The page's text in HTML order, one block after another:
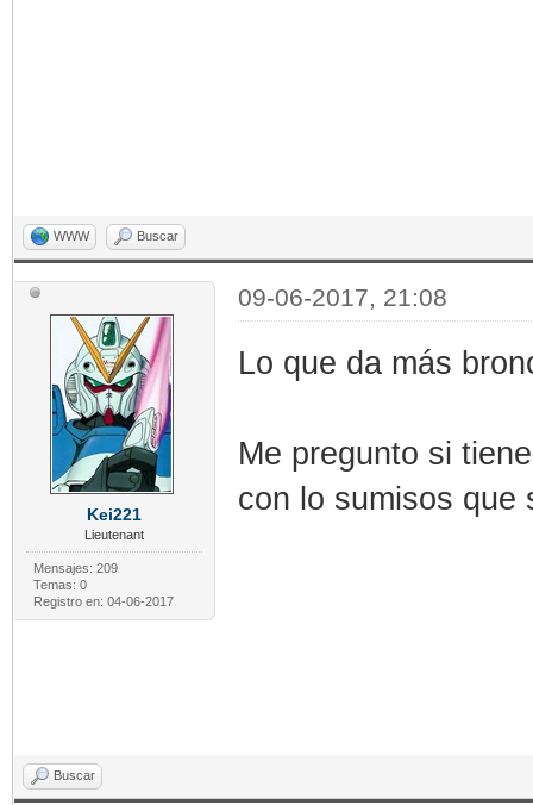
WWW Buscar
Kei221
Lieutenant
Mensajes: 209
Temas: 0
Registro en: 04-06-2017
09-06-2017, 21:08
Lo que da más
Me pregunto si
con lo sumisos que
Buscar